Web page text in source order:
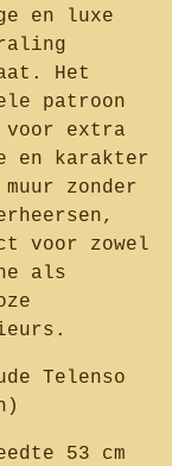
en luxe
Het
patroon
extra
en karakter
zonder
voor zowel
als
Telenso
53 cm